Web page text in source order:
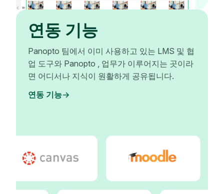
연동 기능
Panopto 팀에서 이미 사용하고 있는 LMS 및 협
업 도구와 Panopto , 업무가 이루어지는 곳이라
면 어디서나 지식이 원활하게 공유됩니다.
연동 기능